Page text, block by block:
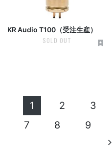
KR Audio T100（受注生産）
SOLD OUT
1 2 3
7
8 9